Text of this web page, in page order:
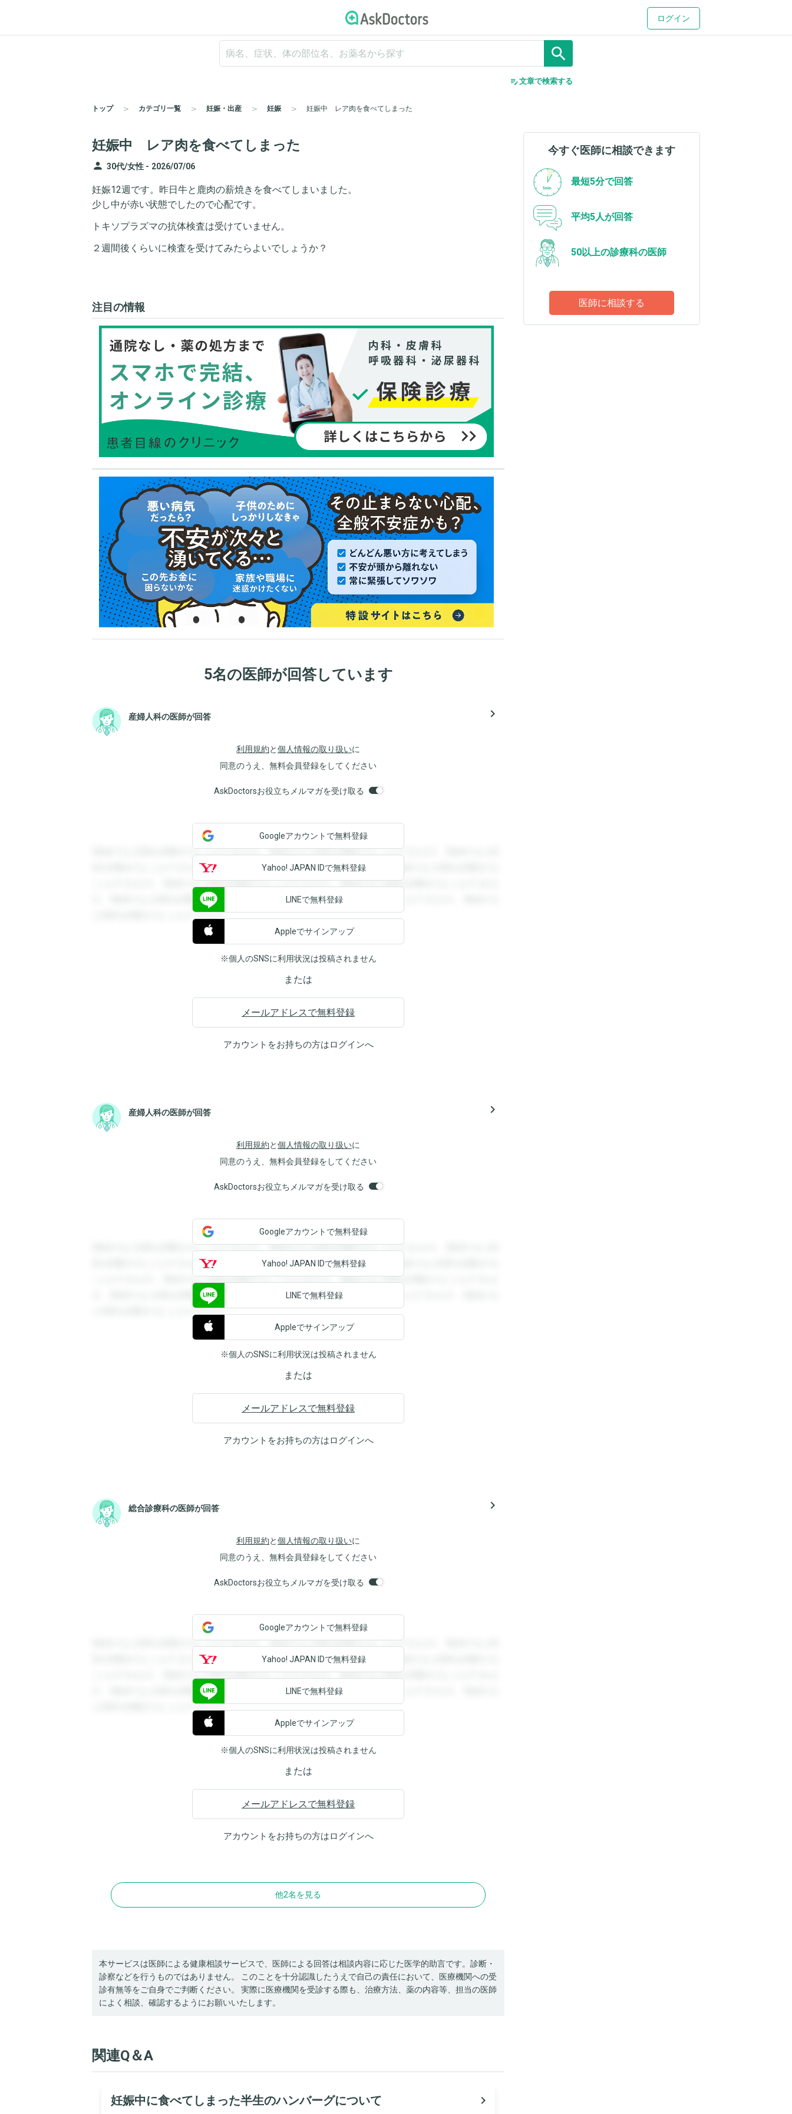
ログイン
search
edit_note文章で検索する
トップ カテゴリ一覧 妊娠・出産 妊娠 妊娠中 レア肉を食べてしまった
妊娠中 レア肉を食べてしまった
person 30代/女性 - 2026/07/06
妊娠12週です。昨日牛と鹿肉の薪焼きを食べてしまいました。
少し中が赤い状態でしたので心配です。
トキソプラズマの抗体検査は受けていません。
２週間後くらいに検査を受けてみたらよいでしょうか？
注目の情報
5名の医師が回答しています
産婦人科の医師が回答 navigate_next
利用規約と個人情報の取り扱いに
同意のうえ、無料会員登録をしてください
AskDoctorsお役立ちメルマガを受け取る
登録すると回答を閲覧することができます。登録すると回答を閲覧することができます。登録すると回
答を閲覧することができます。登録すると回答を閲覧することができます。登録すると回答を閲覧する
ことができます。登録すると回答を閲覧することができます。登録すると回答を閲覧することができま
す。登録すると回答を閲覧することができます。登録すると回答を閲覧することができます。登録する
と回答を閲覧することができます。
Googleアカウントで無料登録
Yahoo! JAPAN IDで無料登録
LINEで無料登録
Appleでサインアップ
※個人のSNSに利用状況は投稿されません
または
メールアドレスで無料登録
アカウントをお持ちの方はログインへ
産婦人科の医師が回答 navigate_next
利用規約と個人情報の取り扱いに
同意のうえ、無料会員登録をしてください
AskDoctorsお役立ちメルマガを受け取る
登録すると回答を閲覧することができます。登録すると回答を閲覧することができます。登録すると回
答を閲覧することができます。登録すると回答を閲覧することができます。登録すると回答を閲覧する
ことができます。登録すると回答を閲覧することができます。登録すると回答を閲覧することができま
す。登録すると回答を閲覧することができます。登録すると回答を閲覧することができます。登録する
と回答を閲覧することができます。
Googleアカウントで無料登録
Yahoo! JAPAN IDで無料登録
LINEで無料登録
Appleでサインアップ
※個人のSNSに利用状況は投稿されません
または
メールアドレスで無料登録
アカウントをお持ちの方はログインへ
総合診療科の医師が回答 navigate_next
利用規約と個人情報の取り扱いに
同意のうえ、無料会員登録をしてください
AskDoctorsお役立ちメルマガを受け取る
登録すると回答を閲覧することができます。登録すると回答を閲覧することができます。登録すると回
答を閲覧することができます。登録すると回答を閲覧することができます。登録すると回答を閲覧する
ことができます。登録すると回答を閲覧することができます。登録すると回答を閲覧することができま
す。登録すると回答を閲覧することができます。登録すると回答を閲覧することができます。登録する
と回答を閲覧することができます。
Googleアカウントで無料登録
Yahoo! JAPAN IDで無料登録
LINEで無料登録
Appleでサインアップ
※個人のSNSに利用状況は投稿されません
または
メールアドレスで無料登録
アカウントをお持ちの方はログインへ
他2名を見る
本サービスは医師による健康相談サービスで、医師による回答は相談内容に応じた医学的助言です。診断・
診察などを行うものではありません。 このことを十分認識したうえで自己の責任において、医療機関への受
診有無等をご自身でご判断ください。 実際に医療機関を受診する際も、治療方法、薬の内容等、担当の医師
によく相談、確認するようにお願いいたします。
関連Q＆A
妊娠中に食べてしまった半生のハンバーグについて navigate_next
今すぐ医師に相談できます
最短5分で回答
平均5人が回答
50以上の診療科の医師
医師に相談する